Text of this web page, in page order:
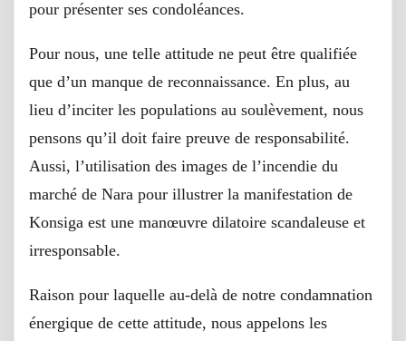
pour présenter ses condoléances.
Pour nous, une telle attitude ne peut être qualifiée
que d’un manque de reconnaissance. En plus, au
lieu d’inciter les populations au soulèvement, nous
pensons qu’il doit faire preuve de responsabilité.
Aussi, l’utilisation des images de l’incendie du
marché de Nara pour illustrer la manifestation de
Konsiga est une manœuvre dilatoire scandaleuse et
irresponsable.
Raison pour laquelle au-delà de notre condamnation
énergique de cette attitude, nous appelons les